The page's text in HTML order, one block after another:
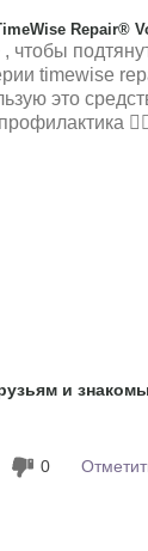
Repair®
timewise
это
и
0